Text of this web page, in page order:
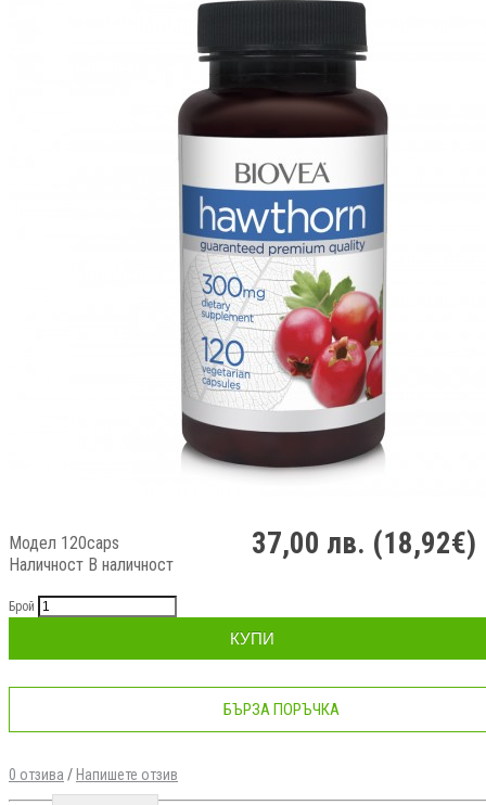
Модел 120caps
Наличност В наличност
37,00 лв. (18,92€)
Брой
КУПИ
БЪРЗА ПОРЪЧКА
0 отзива / Напишете отзив